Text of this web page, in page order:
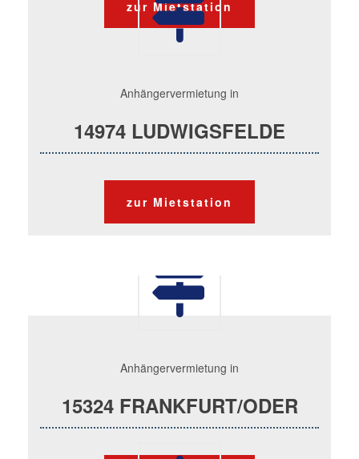
zur Mietstation
Anhängervermietung in
14974 LUDWIGSFELDE
zur Mietstation
Anhängervermietung in
15324 FRANKFURT/ODER